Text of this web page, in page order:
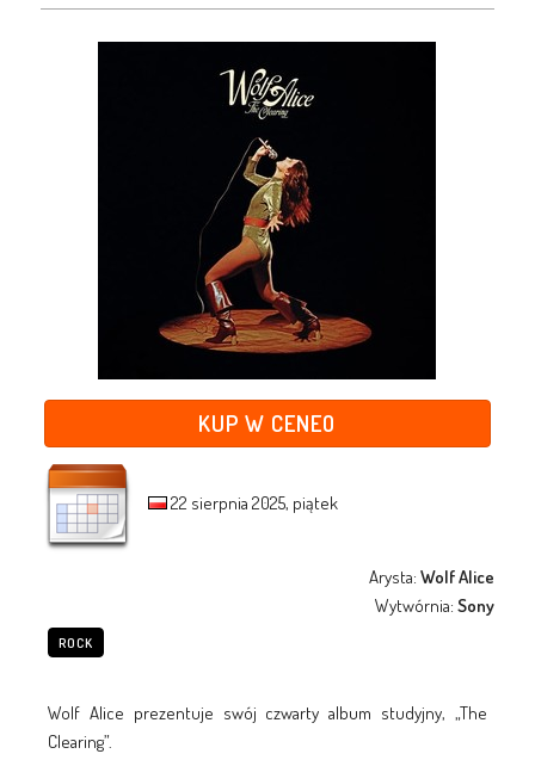
KUP W CENEO
22 sierpnia 2025, piątek
Arysta:Wolf Alice
Wytwórnia:Sony
ROCK
Wolf Alice prezentuje swój czwarty album studyjny, „The
Clearing”.